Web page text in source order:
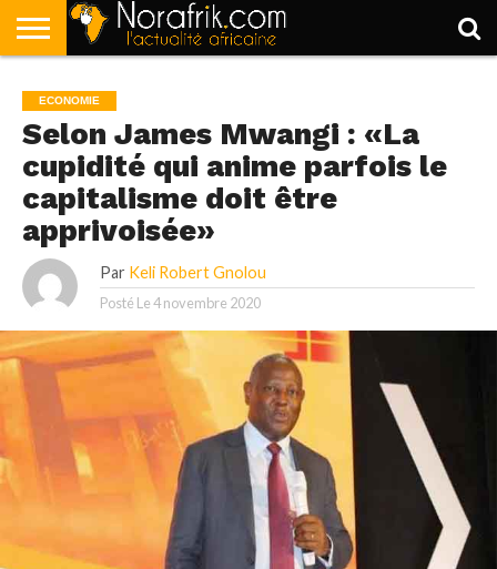
POLITIQUE
SOCIÉTÉ
ECONOMIE
SPORT
LIFESTYLE
ECONOMIE
Selon James Mwangi : «La
cupidité qui anime parfois le
capitalisme doit être
apprivoisée»
Par Keli Robert Gnolou
Posté Le4 novembre 2020